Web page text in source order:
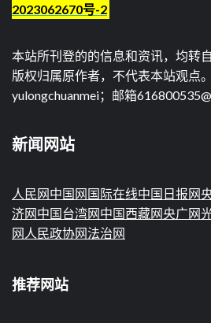
2023062670号-2
本站所刊登的的信息和资讯，均转
版权归属原作者，不代表本站观点
yulongchuanmei；邮箱
新闻网站
人民网中国网国际在线中国日报网
济网中国台湾网中国西藏网央广网
网 人民政协网法治网
推荐网站